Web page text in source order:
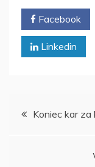
Facebook
Linkedin
Nawigacja
Koniec kar